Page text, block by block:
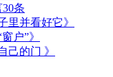
条
里并看好它》
户”》
己的门 》